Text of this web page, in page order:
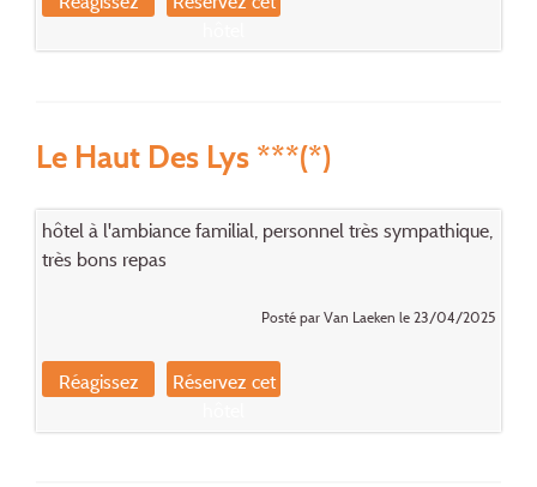
Le Haut Des Lys ***(*)
hôtel à l'ambiance familial, personnel très sympathique,
très bons repas
Posté par Van Laeken le 23/04/2025
Réagissez
Réservez cet